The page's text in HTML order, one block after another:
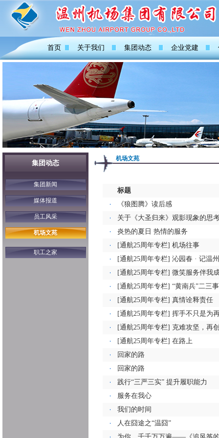
首页 关于我们 集团动态 企业党建
集团动态
集团新闻
媒体报道
员工风采
机场文苑
职工之家
机场文苑
标题
《狼图腾》读后感
关于《大圣归来》观影现象的思
炎热的夏日 热情的服务
[通航25周年专栏] 机场往事
[通航25周年专栏] 沁园春 · 记温
[通航25周年专栏] 微笑服务伴我
[通航25周年专栏] “黄南兵”二三事
[通航25周年专栏] 真情诠释责任
[通航25周年专栏] 挥手不只是为
[通航25周年专栏] 克难攻坚，再
[通航25周年专栏] 在路上
回家的路
回家的路
践行“三严三实” 提升履职能力
服务在我心
我们的时间
人在囧途之“温囧”